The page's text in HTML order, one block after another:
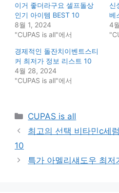
이거 좋더라구요 셀프돌상
인기 아이템 BEST 10
8월 1, 2024
"CUPAS is all"에서
신
베
4
경제적인 돌잔치이벤트스티
커 최저가 정보 리스트 10
4월 28, 2024
"CUPAS is all"에서
Categories
CUPAS is all
최고의 선택 비타민c세
10
특가 아멜리섀도우 최저